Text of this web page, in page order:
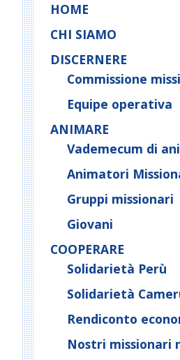
HOME
CHI SIAMO
DISCERNERE
Commissione
Equipe operativa
ANIMARE
Vademecum di
Animatori
Gruppi missionari
Giovani
COOPERARE
Solidarietà Perù
Solidarietà
Rendiconto
Nostri missionari